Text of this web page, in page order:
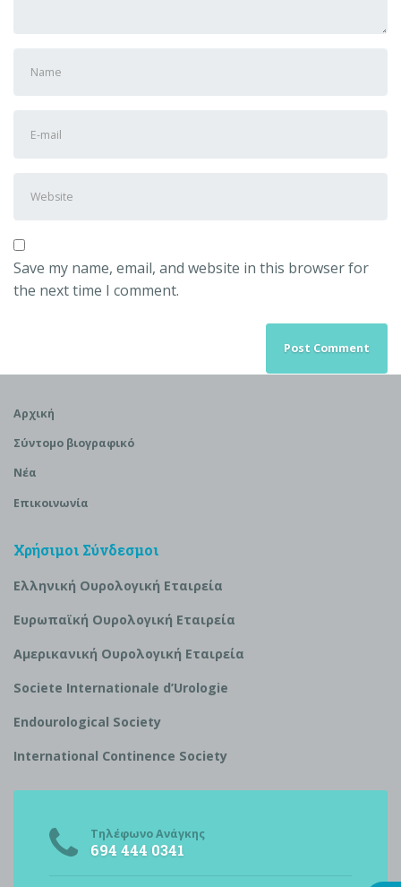
and
mail
Save my name, email, and website in this browser for
the next time I comment.
Αρχική
Σύντομο βιογραφικό
Νέα
Επικοινωνία
Χρήσιμοι Σύνδεσμοι
Ελληνική Ουρολογική Εταιρεία
Ευρωπαϊκή Ουρολογική Εταιρεία
Αμερικανική Ουρολογική Εταιρεία
Societe Internationale d’Urologie
Endourological Society
International Continence Society
Τηλέφωνο Ανάγκης
694 444 0341